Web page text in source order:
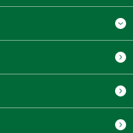
浜松市
富士宮市